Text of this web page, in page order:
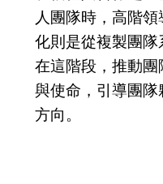
人團隊時，高階
化則是從複製團隊
在這階段，推動
與使命，引導團
方向。